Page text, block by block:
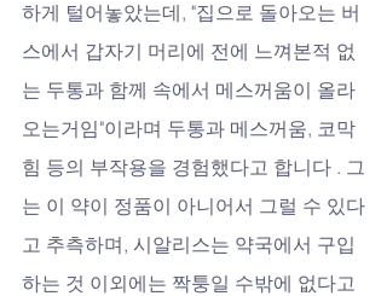
하게 털어놓았는데, "집으로 돌아오는 버
스에서 갑자기 머리에 전에 느껴본적 없
는 두통과 함께 속에서 메스꺼움이 올라
오는거임"이라며 두통과 메스꺼움, 코막
힘 등의 부작용을 경험했다고 합니다 . 그
는 이 약이 정품이 아니어서 그럴 수 있다
고 추측하며, 시알리스는 약국에서 구입
하는 것 이외에는 짝퉁일 수밖에 없다고